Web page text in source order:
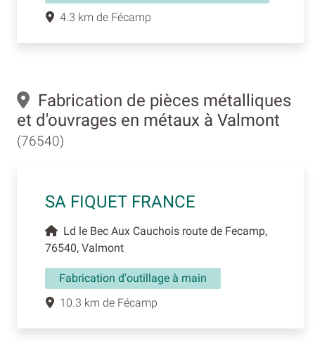
4.3 km de Fécamp
Fabrication de pièces métalliques
et d'ouvrages en métaux à Valmont
(76540)
SA FIQUET FRANCE
Ld le Bec Aux Cauchois route de Fecamp,
76540, Valmont
Fabrication d'outillage à main
10.3 km de Fécamp